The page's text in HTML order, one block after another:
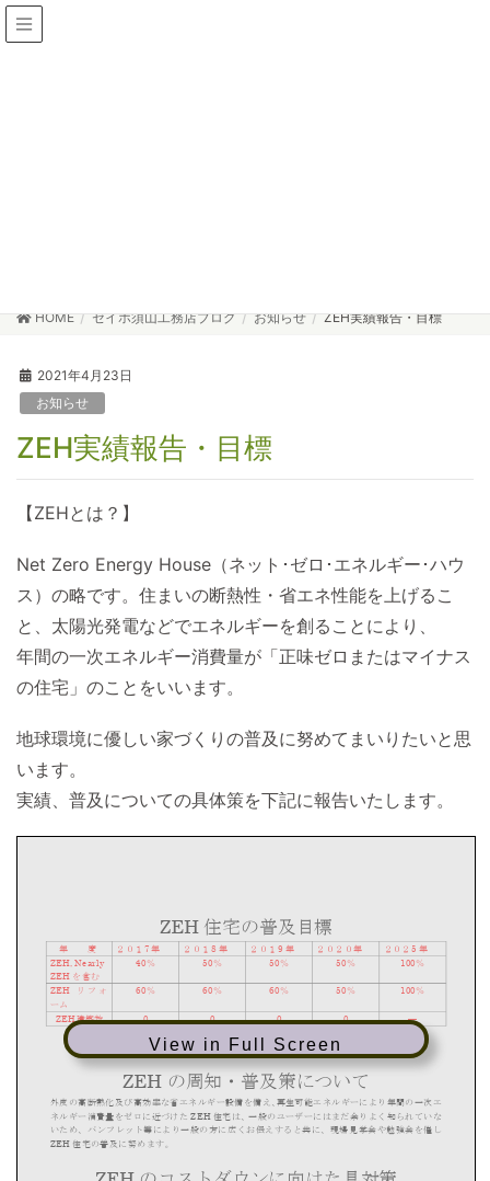
HOME セイホ須山工務店ブログ お知らせ ZEH実績報告・目標
2021年4月23日
お知らせ
ZEH実績報告・目標
【ZEHとは？】
Net Zero Energy House（ネット･ゼロ･エネルギー･ハウ
ス）の略です。住まいの断熱性・省エネ性能を上げるこ
と、太陽光発電などでエネルギーを創ることにより、
年間の一次エネルギー消費量が「正味ゼロまたはマイナス
の住宅」のことをいいます。
地球環境に優しい家づくりの普及に努めてまいりたいと思
います。
実績、普及についての具体策を下記に報告いたします。
View in Full Screen